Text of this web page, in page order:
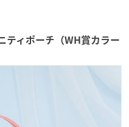
ティポーチ（WH賞カラー